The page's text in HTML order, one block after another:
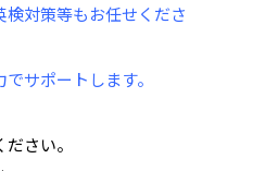
対策等もお任せくださ
サポートします。
さい。